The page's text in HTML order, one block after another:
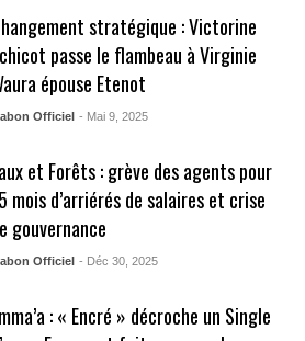
stratégique : Victorine
passe le flambeau à Virginie
épouse Etenot
Officiel - Mai 9, 2025
et Forêts : grève des agents pour
mois d’arriérés de salaires et crise
gouvernance
Officiel - Déc 30, 2025
: « Encré » décroche un Single